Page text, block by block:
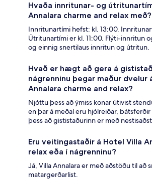
Hvaða innritunar- og
Annalara charme and relax með?
Innritunartími hefst: kl. 13:00.
Útritunartími er kl. 11:00. Flýti-innritun
og einnig snertilaus innritun og útritun.
Hvað er hægt að gera á
nágrenninu þegar maður dvelur
Annalara charme and relax?
Njóttu þess að ýmiss konar útivist
en þar á meðal eru hjólreiðar,
þess að gististaðurinn er með
Eru veitingastaðir á Hotel Villa
relax eða í nágrenninu?
Já, Villa Annalara er með aðstöðu til að
matargerðarlist.